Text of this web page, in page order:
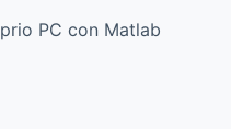
PC con Matlab